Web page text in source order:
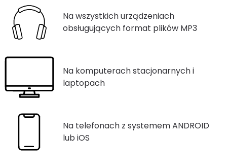
Na wszystkich urządzeniach
obsługujących format plików MP3
Na komputerach stacjonarnych i
laptopach
Na telefonach z systemem ANDROID
lub iOS